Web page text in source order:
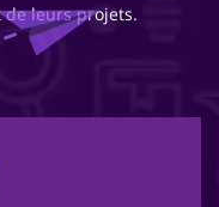
leurs projets.